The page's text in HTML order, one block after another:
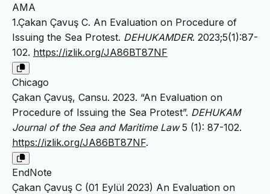
AMA
1.Çakan Çavuş C. An Evaluation on Procedure of
Issuing the Sea Protest. DEHUKAMDER. 2023;5(1):87-
102. https://izlik.org/JA86BT87NF
Chicago
Çakan Çavuş, Cansu. 2023. “An Evaluation on
Procedure of Issuing the Sea Protest”. DEHUKAM
Journal of the Sea and Maritime Law5 (1): 87-102.
https://izlik.org/JA86BT87NF.
EndNote
Çakan Çavuş C (01 Eylül 2023) An Evaluation on